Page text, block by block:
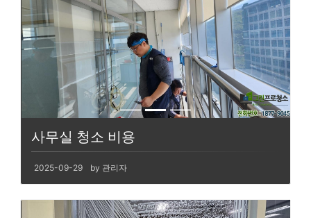
사무실 청소 비용
2025-09-29 by 관리자